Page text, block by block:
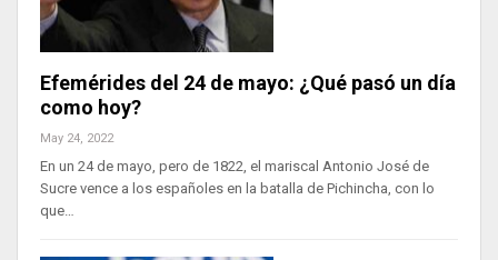
Efemérides del 24 de mayo: ¿Qué pasó un día
como hoy?
May 24, 2022
En un 24 de mayo, pero de 1822, el mariscal Antonio José de
Sucre vence a los españoles en la batalla de Pichincha, con lo
que…